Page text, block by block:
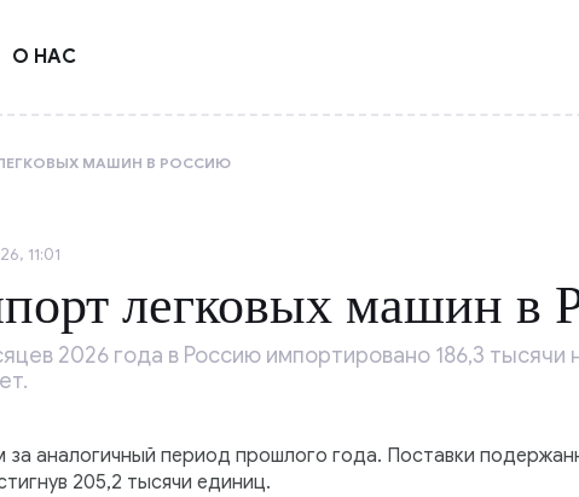
О НАС
МАШИН В РОССИЮ
11:01
легковых машин в
2026 года в Россию импортировано 186,3 тысячи
за аналогичный период прошлого года. Поставки
205,2 тысячи единиц.